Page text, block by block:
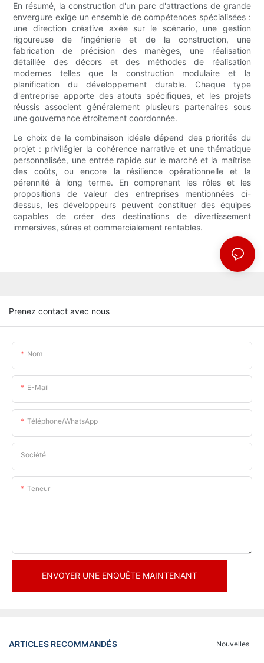
En résumé, la construction d'un parc d'attractions de grande
envergure exige un ensemble de compétences spécialisées :
une direction créative axée sur le scénario, une gestion
rigoureuse de l'ingénierie et de la construction, une
fabrication de précision des manèges, une réalisation
détaillée des décors et des méthodes de réalisation
modernes telles que la construction modulaire et la
planification du développement durable. Chaque type
d'entreprise apporte des atouts spécifiques, et les projets
réussis associent généralement plusieurs partenaires sous
une gouvernance étroitement coordonnée.
Le choix de la combinaison idéale dépend des priorités du
projet : privilégier la cohérence narrative et une thématique
personnalisée, une entrée rapide sur le marché et la maîtrise
des coûts, ou encore la résilience opérationnelle et la
pérennité à long terme. En comprenant les rôles et les
propositions de valeur des entreprises mentionnées ci-
dessus, les développeurs peuvent constituer des équipes
capables de créer des destinations de divertissement
immersives, sûres et commercialement rentables.
Prenez contact avec nous
Nom
E-Mail
Téléphone/WhatsApp
Société
Teneur
ENVOYER UNE ENQUÊTE MAINTENANT
ARTICLES RECOMMANDÉS Nouvelles